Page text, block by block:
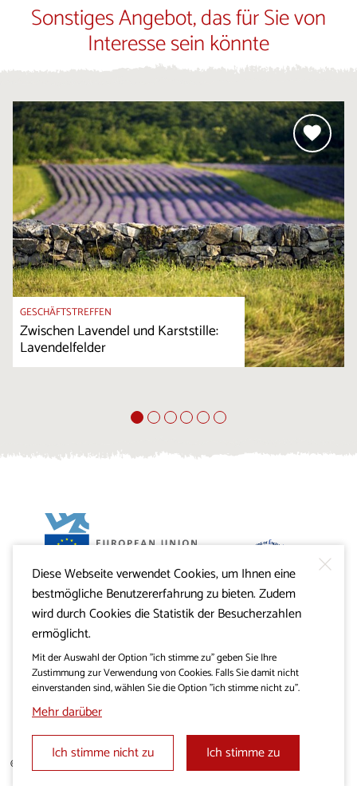
Sonstiges Angebot, das für Sie von
Interesse sein könnte
GESCHÄFTSTREFFEN
Zwischen Lavendel und Karststille:
Lavendelfelder
Projekt Visitkras. Die Investition wird von der Republik
Slowenien und von der Europäischen Union aus dem
Europäischen Fonds für regionale Entwicklung
mitfinanziert.
© 2019 - 2026 visitkras.info. Alle Rechte vorbehalten.
Diese Webseite verwendet Cookies, um Ihnen eine
bestmögliche Benutzererfahrung zu bieten. Zudem
wird durch Cookies die Statistik der Besucherzahlen
ermöglicht.
Mit der Auswahl der Option "ich stimme zu" geben Sie Ihre
Zustimmung zur Verwendung von Cookies. Falls Sie damit nicht
einverstanden sind, wählen Sie die Option "ich stimme nicht zu".
Mehr darüber
Ich stimme nicht zu
Ich stimme zu